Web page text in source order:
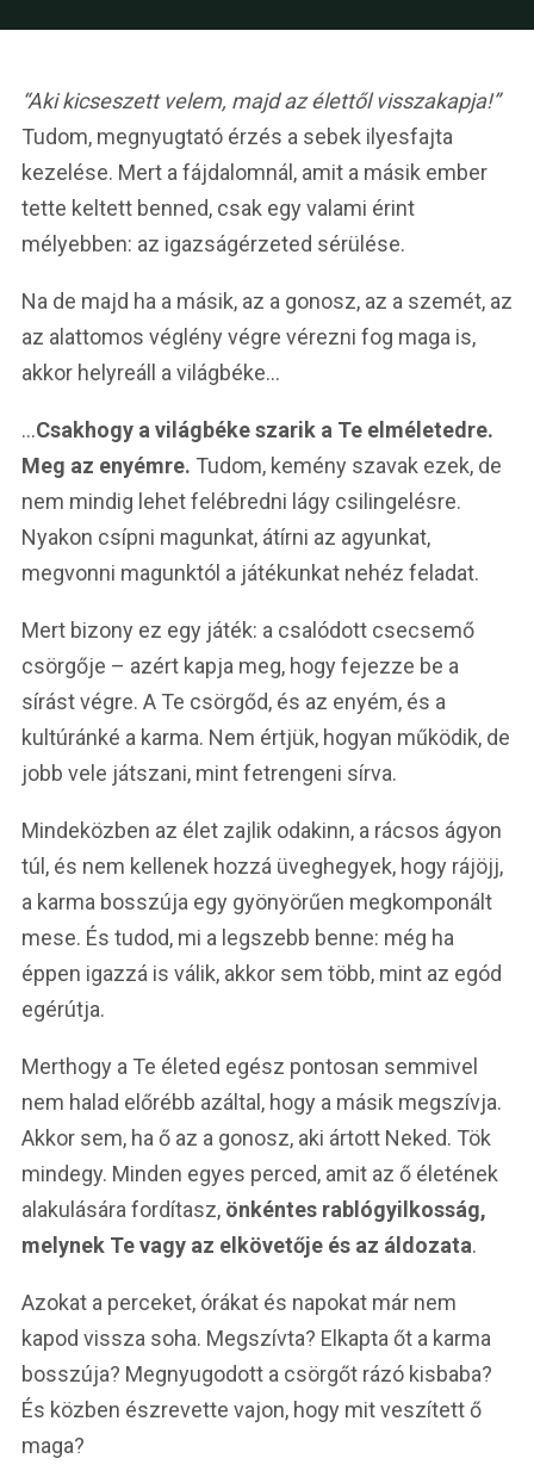
“Aki kicseszett velem, majd az élettől visszakapja!”
Tudom, megnyugtató érzés a sebek ilyesfajta
kezelése. Mert a fájdalomnál, amit a másik ember
tette keltett benned, csak egy valami érint
mélyebben: az igazságérzeted sérülése.
Na de majd ha a másik, az a gonosz, az a szemét, az
az alattomos véglény végre vérezni fog maga is,
akkor helyreáll a világbéke…
…Csakhogy a világbéke szarik a Te elméletedre.
Meg az enyémre. Tudom, kemény szavak ezek, de
nem mindig lehet felébredni lágy csilingelésre.
Nyakon csípni magunkat, átírni az agyunkat,
megvonni magunktól a játékunkat nehéz feladat.
Mert bizony ez egy játék: a csalódott csecsemő
csörgője – azért kapja meg, hogy fejezze be a
sírást végre. A Te csörgőd, és az enyém, és a
kultúránké a karma. Nem értjük, hogyan működik, de
jobb vele játszani, mint fetrengeni sírva.
Mindeközben az élet zajlik odakinn, a rácsos ágyon
túl, és nem kellenek hozzá üveghegyek, hogy rájöjj,
a karma bosszúja egy gyönyörűen megkomponált
mese. És tudod, mi a legszebb benne: még ha
éppen igazzá is válik, akkor sem több, mint az egód
egérútja.
Merthogy a Te életed egész pontosan semmivel
nem halad előrébb azáltal, hogy a másik megszívja.
Akkor sem, ha ő az a gonosz, aki ártott Neked. Tök
mindegy. Minden egyes perced, amit az ő életének
alakulására fordítasz, önkéntes rablógyilkosság,
melynek Te vagy az elkövetője és az áldozata.
Azokat a perceket, órákat és napokat már nem
kapod vissza soha. Megszívta? Elkapta őt a karma
bosszúja? Megnyugodott a csörgőt rázó kisbaba?
És közben észrevette vajon, hogy mit veszített ő
maga?